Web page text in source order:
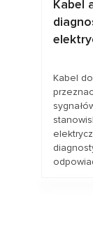
Kabel
Kabel